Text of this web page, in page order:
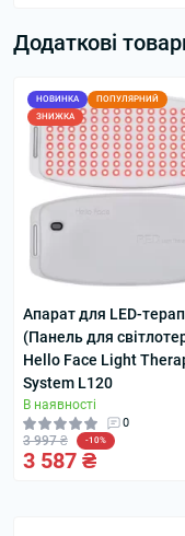
Додаткові
НОВИНКА
ПОПУЛЯРНИЙ
ЗНИЖКА
Апарат для LED-
(Панель для
Hello Face Light
System L120
В наявності
0
3 997 ₴ -10%
3 587 ₴